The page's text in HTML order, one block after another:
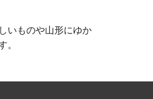
いものや山形にゆか
。